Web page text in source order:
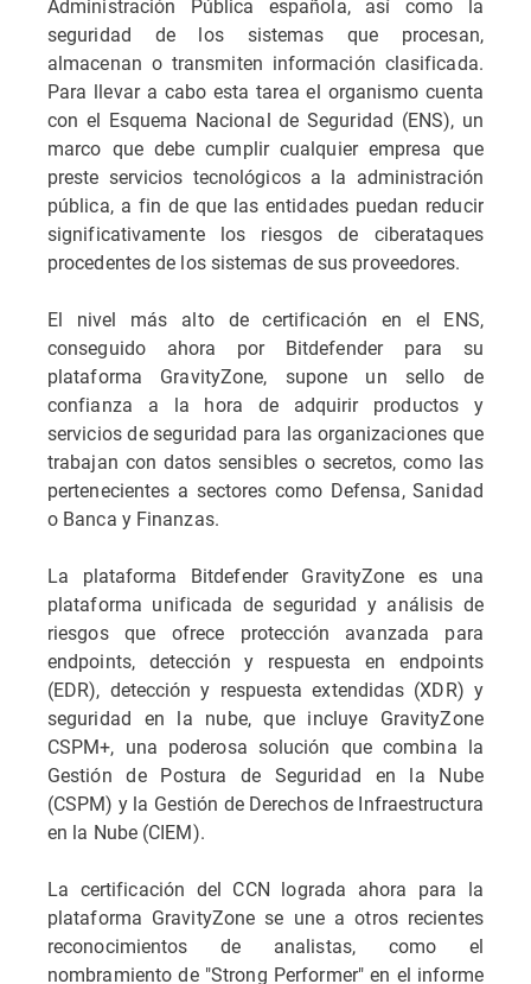
Administración Pública española, así como la
seguridad de los sistemas que procesan,
almacenan o transmiten información clasificada.
Para llevar a cabo esta tarea el organismo cuenta
con el Esquema Nacional de Seguridad (ENS), un
marco que debe cumplir cualquier empresa que
preste servicios tecnológicos a la administración
pública, a fin de que las entidades puedan reducir
significativamente los riesgos de ciberataques
procedentes de los sistemas de sus proveedores.
El nivel más alto de certificación en el ENS,
conseguido ahora por Bitdefender para su
plataforma GravityZone, supone un sello de
confianza a la hora de adquirir productos y
servicios de seguridad para las organizaciones que
trabajan con datos sensibles o secretos, como las
pertenecientes a sectores como Defensa, Sanidad
o Banca y Finanzas.
La plataforma Bitdefender GravityZone es una
plataforma unificada de seguridad y análisis de
riesgos que ofrece protección avanzada para
endpoints, detección y respuesta en endpoints
(EDR), detección y respuesta extendidas (XDR) y
seguridad en la nube, que incluye GravityZone
CSPM+, una poderosa solución que combina la
Gestión de Postura de Seguridad en la Nube
(CSPM) y la Gestión de Derechos de Infraestructura
en la Nube (CIEM).
La certificación del CCN lograda ahora para la
plataforma GravityZone se une a otros recientes
reconocimientos de analistas, como el
nombramiento de "Strong Performer" en el informe